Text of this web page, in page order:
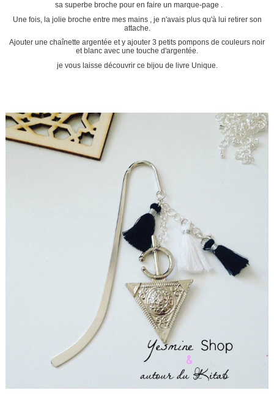
sa superbe broche pour en faire un marque-page .
Une fois, la jolie broche entre mes mains , je n'avais plus qu'à lui retirer son
attache.
Ajouter une chaînette argentée et y ajouter 3 petits pompons de couleurs noir
et blanc avec une touche d'argentée.
je vous laisse découvrir ce bijou de livre Unique.